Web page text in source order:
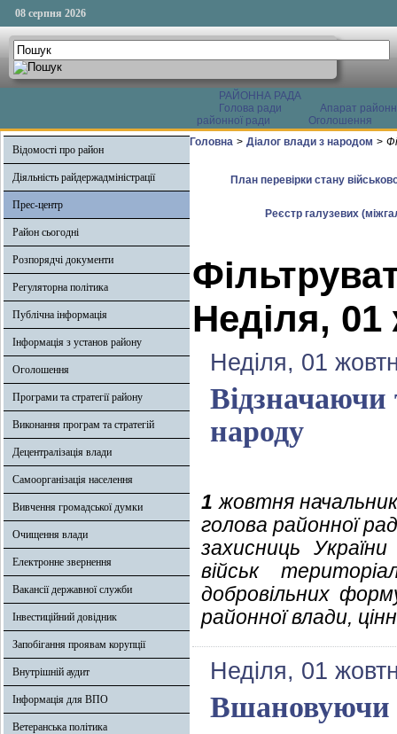
08 серпня 2026
РАЙОННА РАДА
Голова ради
Апарат
районної ради
Оголошення
Відомості про район
Діяльність райдержадміністрації
Прес-центр
Район сьогодні
Розпорядчі документи
Регуляторна політика
Публічна інформація
Інформація з установ району
Оголошення
Програми та стратегії району
Виконання програм та стратегій
Децентралізація влади
Самоорганізація населення
Вивчення громадської думки
Очищення влади
Електронне звернення
Вакансії державної служби
Інвестиційний довідник
Запобігання проявам корупції
Внутрішній аудит
Інформація для ВПО
Ветеранська політика
Головна > Діалог влади з народом >
План перевірки стану
Реєстр галузевих
Неділя,
Неділя, 01
Відзначаючи
народу
1 жовтня начальник
голова районної
захисниць
військ
добровільних
районної влади,
Неділя, 01
Вшановуючи